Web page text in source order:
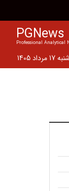
PGNews
Professional Analytical
شنبه 17 مرداد 1405